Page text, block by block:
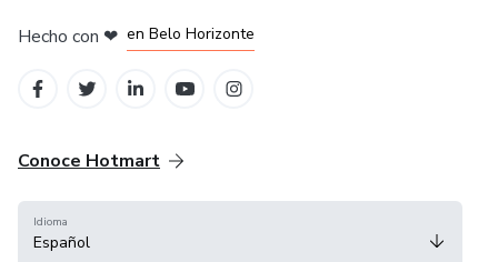
Hecho con ❤ en Belo Horizonte
Conoce Hotmart
Idioma
Español